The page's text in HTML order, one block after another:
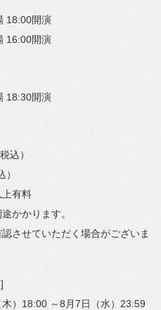
18:00開演
16:00開演
18:30開演
込）
有料
かかります。
させていただく場合がございま
）18:00 ～8月7日（水）23:59